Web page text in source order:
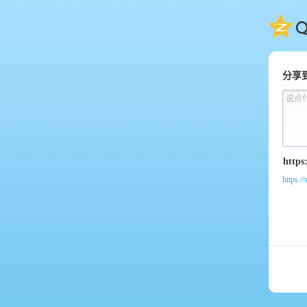
QQ
分享
说点
https://